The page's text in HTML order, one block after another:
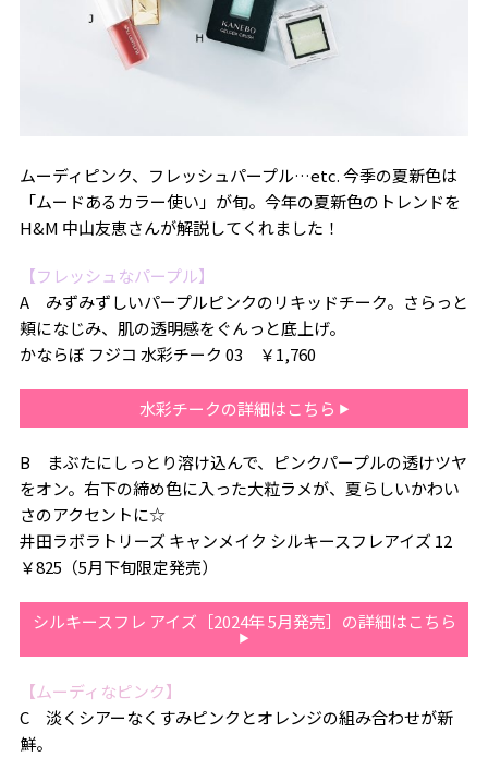
ムーディピンク、フレッシュパープル…etc. 今季の夏新色は
「ムードあるカラー使い」が旬。今年の夏新色のトレンドを
H&M 中山友恵さんが解説してくれました！
【フレッシュなパープル】
A みずみずしいパープルピンクのリキッドチーク。さらっと
頬になじみ、肌の透明感をぐんっと底上げ。
かならぼ フジコ 水彩チーク 03 ￥1,760
水彩チークの詳細はこちら
B まぶたにしっとり溶け込んで、ピンクパープルの透けツヤ
をオン。右下の締め色に入った大粒ラメが、夏らしいかわい
さのアクセントに☆
井田ラボラトリーズ キャンメイク シルキースフレアイズ 12
￥825（5月下旬限定発売）
シルキースフレ アイズ［2024年 5月発売］の詳細はこちら
【ムーディなピンク】
C 淡くシアーなくすみピンクとオレンジの組み合わせが新
鮮。